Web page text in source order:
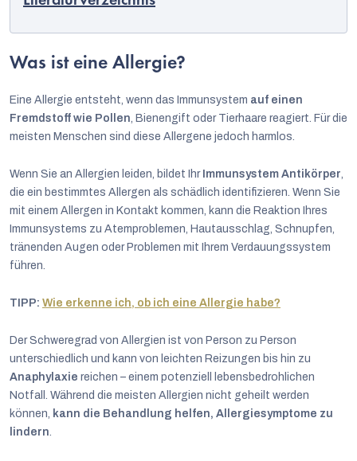
Was ist eine Allergie?
Eine Allergie entsteht, wenn das Immunsystem auf einen
Fremdstoff wie Pollen, Bienengift oder Tierhaare reagiert. Für die
meisten Menschen sind diese Allergene jedoch harmlos.
Wenn Sie an Allergien leiden, bildet Ihr Immunsystem Antikörper,
die ein bestimmtes Allergen als schädlich identifizieren. Wenn Sie
mit einem Allergen in Kontakt kommen, kann die Reaktion Ihres
Immunsystems zu Atemproblemen, Hautausschlag, Schnupfen,
tränenden Augen oder Problemen mit Ihrem Verdauungssystem
führen.
TIPP: Wie erkenne ich, ob ich eine Allergie habe?
Der Schweregrad von Allergien ist von Person zu Person
unterschiedlich und kann von leichten Reizungen bis hin zu
Anaphylaxie reichen – einem potenziell lebensbedrohlichen
Notfall. Während die meisten Allergien nicht geheilt werden
können, kann die Behandlung helfen, Allergiesymptome zu
lindern.